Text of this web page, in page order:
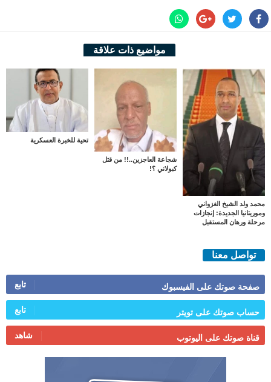
مواضيع ذات علاقة
محمد ولد الشيخ الغزواني
وموريتانيا الجديدة: إنجازات
مرحلة ورهان المستقبل
شجاعة العاجزين..!! من قتل
كبولاني ؟!
تحية للخبرة العسكرية
تواصل معنا
صفحة صوتك على الفيسبوك تابع
حساب صوتك على تويتر تابع
قناة صوتك على اليوتوب شاهد